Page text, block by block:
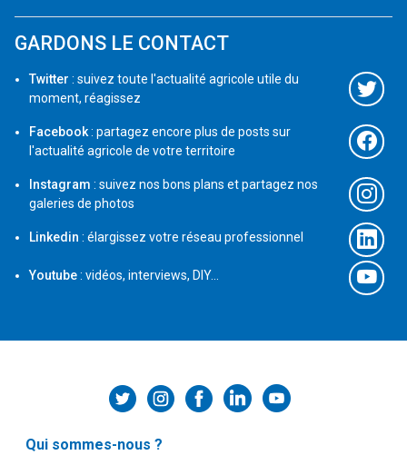
GARDONS LE CONTACT
Twitter : suivez toute l'actualité agricole utile du
moment, réagissez
Facebook: partagez encore plus de posts sur
l'actualité agricole de votre territoire
Instagram : suivez nos bons plans et partagez nos
galeries de photos
Linkedin : élargissez votre réseau professionnel
Youtube: vidéos, interviews, DIY...
Qui sommes-nous ?